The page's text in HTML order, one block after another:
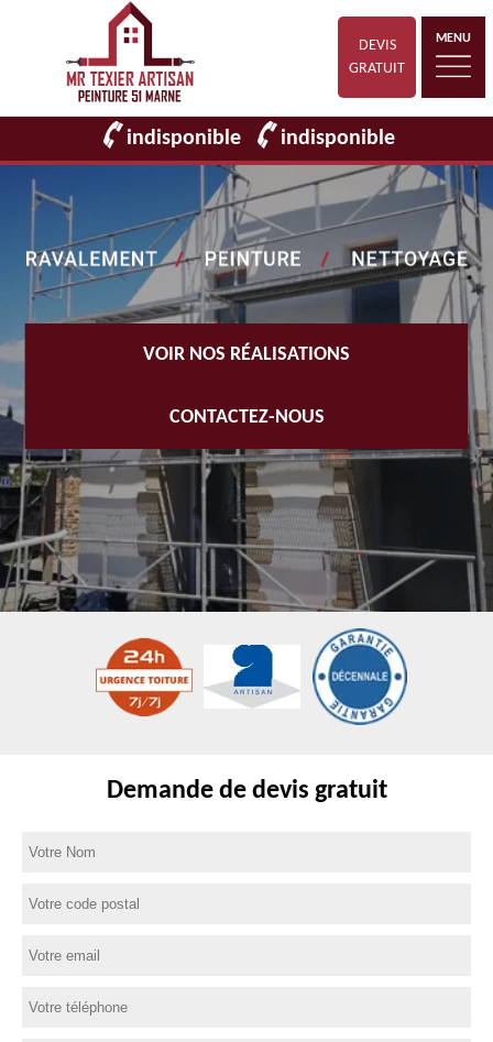
DEVIS
GRATUIT
MENU
indisponible indisponible
VOIR NOS RÉALISATIONS
CONTACTEZ-NOUS
Demande de devis gratuit